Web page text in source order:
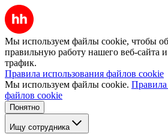
Мы используем файлы cookie, чтобы
правильную работу нашего веб-сайта и
трафик.
Правила использования файлов cookie
Мы используем файлы cookie. Правила
файлов cookie
Понятно
Ищу сотрудника